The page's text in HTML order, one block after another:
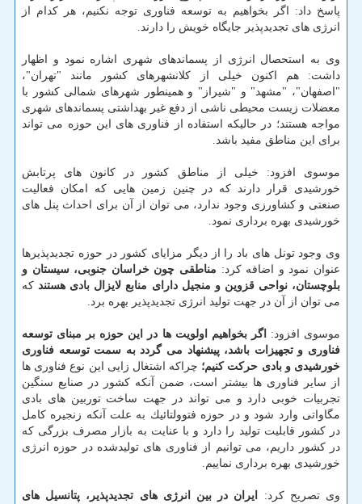
پاسخ داد: اگر بخواهیم به توسعه فناوری توجه نكنیم، هر كدام از
انرژی های تجدیدپذیر جایگاه خویش را دارند.
وی به استحصال انرژی از پسماندهای شهری اشاره نمود و اظهار
داشت: هم اكنون خیلی از كلانشهرهای كشور مانند "تهران"،
"اصفهان"، "مشهد" و "شیراز" و همینطور شهرهای شمالی كشور با
معضلات زیست محیطی ناشی از دفع غیر بهداشتی پسماندهای شهری
مواجه هستند؛ در حالیكه استفاده از فناوری های این حوزه می تواند
برای این مناطق مفید باشد.
موسوی افزود: خیلی از مناطق كشور در كانون های پرتابش
خورشیدی قرار دارند كه در چنین زمین هایی كه امكان فعالیت
صنعتی و كشاورزی وجود ندارد، می توان از آن برای احداث پنل های
خورشیدی بهره برداری نمود.
وی وجود تونل های باد را از دیگر مزایای كشور در حوزه تجدیدپذیرها
عنوان نمود و اضافه كرد: مناطقی چون خراسان جنوبی، سیستان و
بلوچستان، نواحی قزوین و منجیل دارای منابع لایزال بادی هستند كه
می توان از آن در جهت تولید انرژی تجدیدپذیر بهره برد.
موسوی افزود: اگر بخواهیم اولویت ها در این حوزه بر مبنای توسعه
فناوری و تجهیزات باشد، پیشنهاد می گردد به سمت توسعه فناوری
خورشیدی و بادی حركت كنیم؛ چراكه اشتغال زایی این نوع فناوری ها
از سایر فناوری ها بیشتر است، ضمن آنكه كشور در صنایع سنگین
تجربیات خوبی دارد و می تواند در جهت ساخت توربین های بادی
مگاواتی وارد شود و در حوزه فتوولتائیك به علت آنكه زنجیره كامل
در كشور قابلیت تولید را دارد و با عنایت به بازار مصرف بزرگی كه
در كشور داریم، می توانیم از فناوری های تولیدشده در حوزه انرژی
خورشیدی بهره برداری نماییم.
وی تصریح كرد:
ایران در بین انرژی های تجدیدپذیر، پتانسیل های